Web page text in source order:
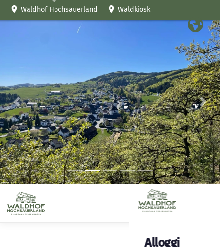
Precedente
Waldhof Hochsauerland Waldkiosk
Alloggi